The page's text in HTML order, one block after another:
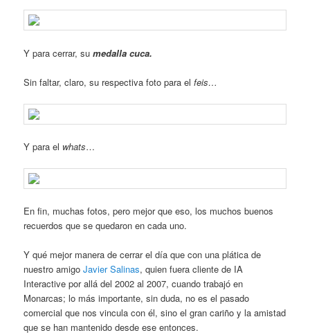
Y para cerrar, su medalla cuca.
Sin faltar, claro, su respectiva foto para elfeis…
Y para el whats…
En fin, muchas fotos, pero mejor que eso, los muchos buenos
recuerdos que se quedaron en cada uno.
Y qué mejor manera de cerrar el día que con una plática de
nuestro amigoJavier Salinas, quien fuera cliente de IA
Interactive por allá del 2002 al 2007, cuando trabajó en
Monarcas; lo más importante, sin duda, no es el pasado
comercial que nos vincula con él, sino el gran cariño y la amistad
que se han mantenido desde ese entonces.